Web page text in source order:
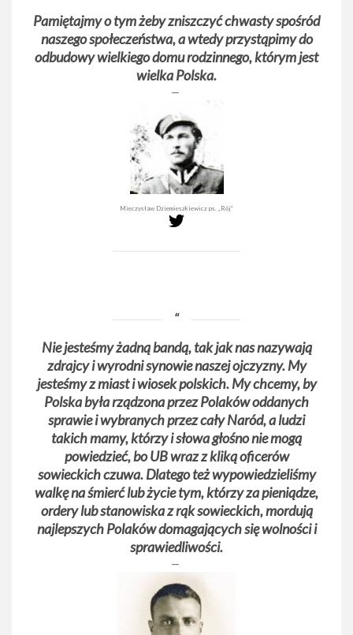
Pamiętajmy o tym żeby zniszczyć chwasty spośród
naszego społeczeństwa, a wtedy przystąpimy do
odbudowy wielkiego domu rodzinnego, którym jest
wielka Polska.
Mieczysław Dziemieszkiewicz ps. „Rój”
Nie jesteśmy żadną bandą, tak jak nas nazywają
zdrajcy i wyrodni synowie naszej ojczyzny. My
jesteśmy z miast i wiosek polskich. My chcemy, by
Polska była rządzona przez Polaków oddanych
sprawie i wybranych przez cały Naród, a ludzi
takich mamy, którzy i słowa głośno nie mogą
powiedzieć, bo UB wraz z kliką oficerów
sowieckich czuwa. Dlatego też wypowiedzieliśmy
walkę na śmierć lub życie tym, którzy za pieniądze,
ordery lub stanowiska z rąk sowieckich, mordują
najlepszych Polaków domagających się wolności i
sprawiedliwości.